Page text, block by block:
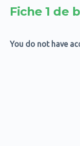
Fiche 1 de
You do not have